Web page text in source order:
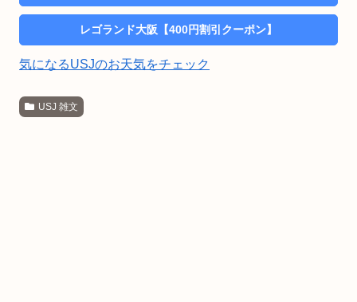
レゴランド大阪【400円割引クーポン】
気になるUSJのお天気をチェック
USJ 雑文